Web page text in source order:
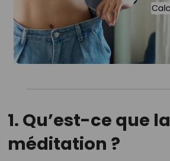
1. Qu’est-ce que la
méditation ?